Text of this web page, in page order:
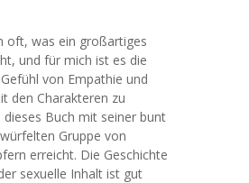
oft, was ein großartiges
und für mich ist es die
von Empathie und
den Charakteren zu
dieses Buch mit seiner bunt
Gruppe von
erreicht. Die Geschichte
sexuelle Inhalt ist gut